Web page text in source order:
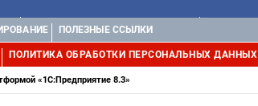
1С:УПРАВЛЕНИЕ ХОЛДИНГОМ
ПОЛЕЗНЫЕ ССЫЛКИ
ПОЛИТИКА ОБРАБОТКИ ПЕРСОНАЛЬНЫХ ДАННЫХ
«1C:Предприятие 8.3»